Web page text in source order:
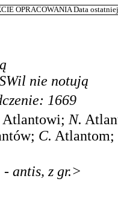
OPRACOWANIA Data
nie notują
1669
Atlantowi; N.
; C. Atlantom;
- antis, z gr.>